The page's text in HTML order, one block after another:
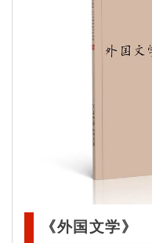
《外国文学》